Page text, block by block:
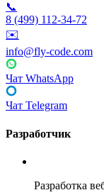
📞
8 (499) 112-34-72
✉️
info@fly-code.com
Чат WhatsApp
Чат Telegram
Разработчик
Разработка